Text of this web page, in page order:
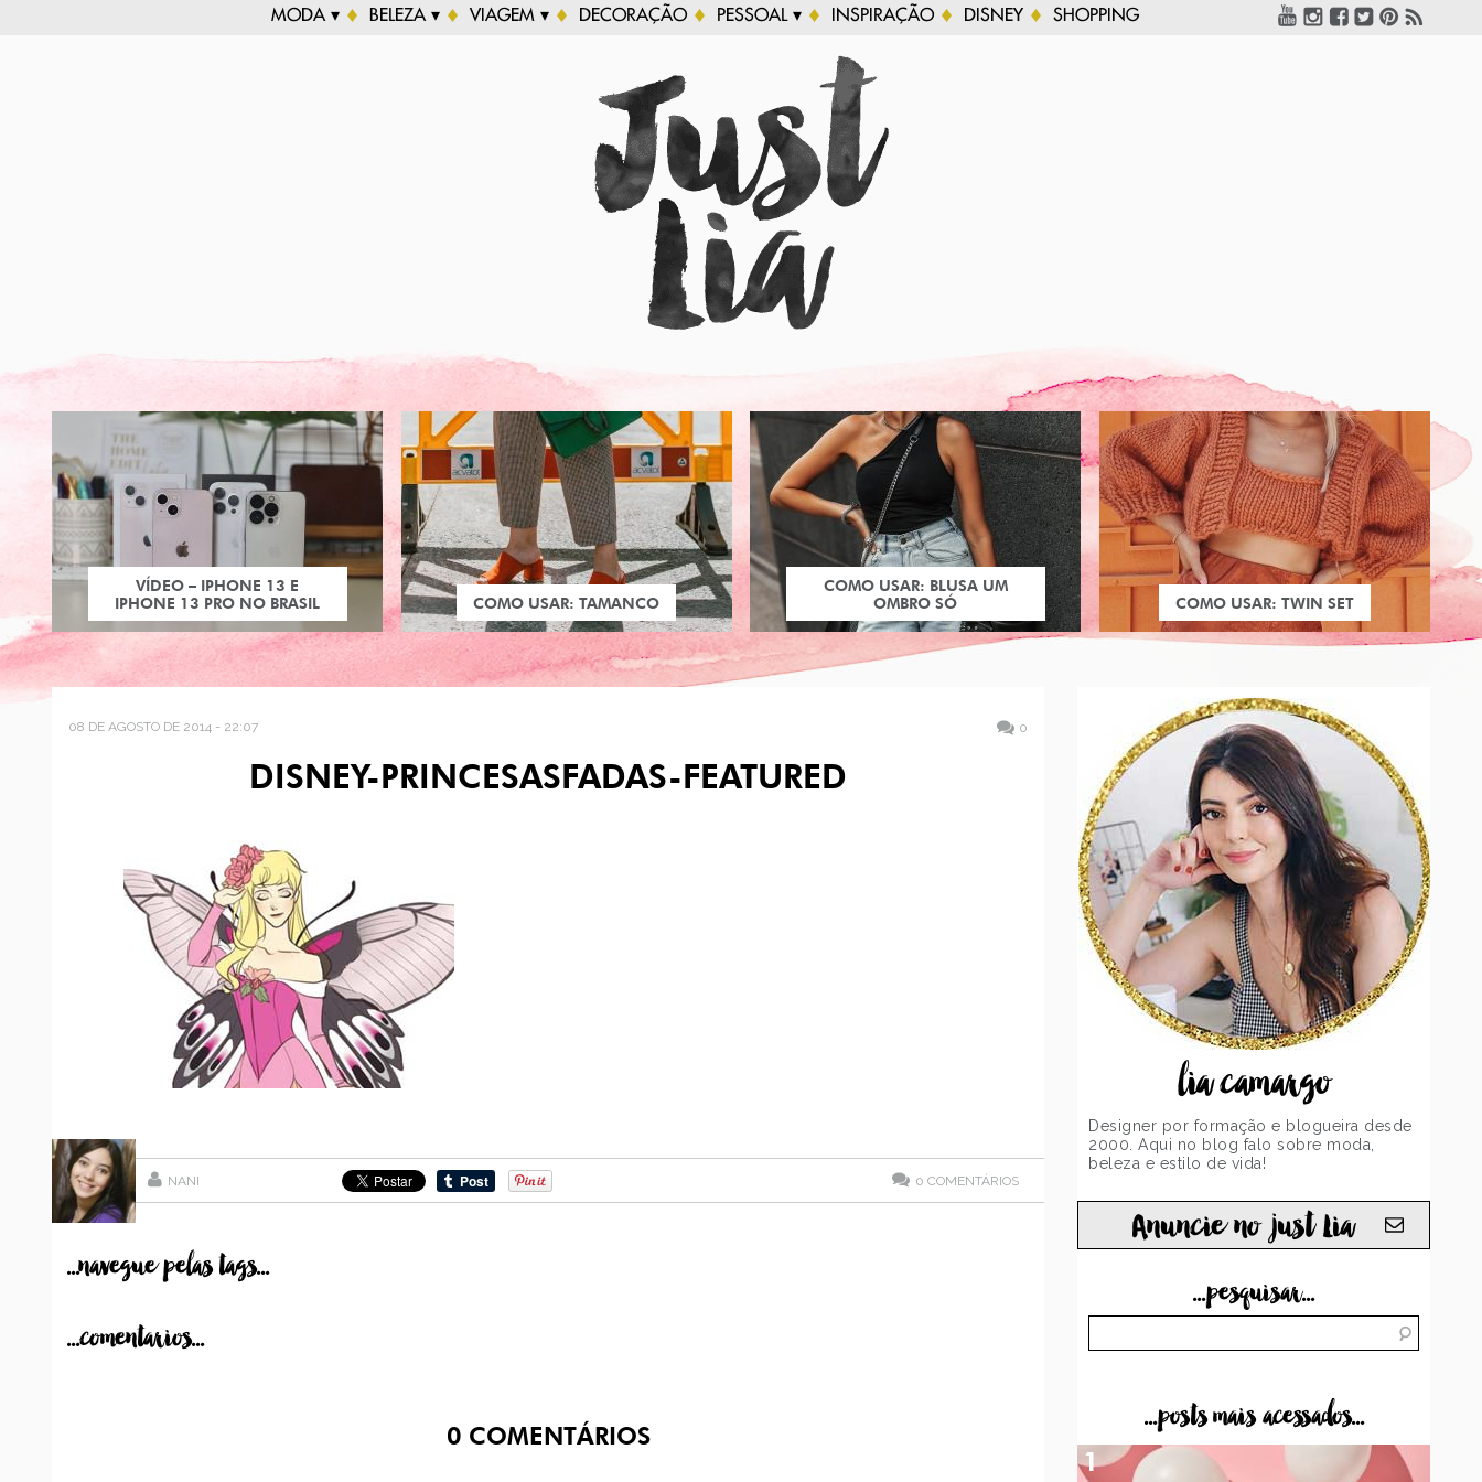
MODA ▾ BELEZA ▾ VIAGEM ▾ DECORAÇÃO PESSOAL ▾ INSPIRAÇÃO DISNEY SHOPPING
VÍDEO – IPHONE 13 E
IPHONE 13 PRO NO BRASIL
COMO USAR: TAMANCO
COMO USAR: BLUSA UM
OMBRO SÓ
COMO USAR: TWIN SET
08 DE AGOSTO DE 2014 - 22:07 0
DISNEY-PRINCESASFADAS-FEATURED
NANI 0 COMENTÁRIOS
...navegue pelas tags...
...comentarios...
0COMENTÁRIOS
lia camargo
Designer por formação e blogueira desde
2000. Aqui no blog falo sobre moda,
beleza e estilo de vida!
Anuncie no just Lia
...pesquisar...
...posts mais acessados...
1